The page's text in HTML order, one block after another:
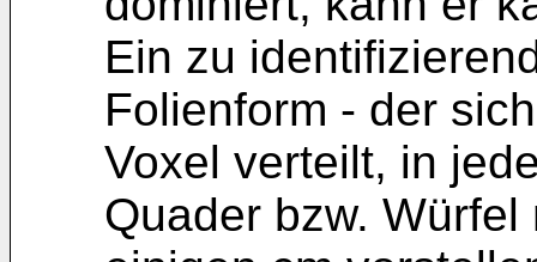
Ein zu
Folienform - der
Voxel verteilt, in
Quader bzw.